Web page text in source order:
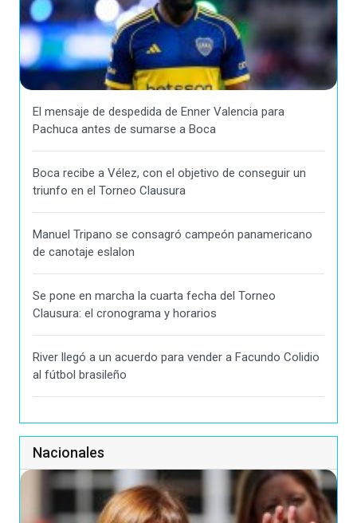
El mensaje de despedida de Enner Valencia para
Pachuca antes de sumarse a Boca
Boca recibe a Vélez, con el objetivo de conseguir un
triunfo en el Torneo Clausura
Manuel Tripano se consagró campeón panamericano
de canotaje eslalon
Se pone en marcha la cuarta fecha del Torneo
Clausura: el cronograma y horarios
River llegó a un acuerdo para vender a Facundo Colidio
al fútbol brasileño
Nacionales